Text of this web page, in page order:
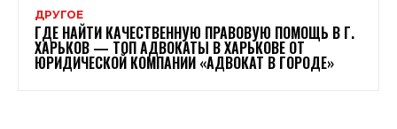
ДРУГОЕ
ГДЕ НАЙТИ КАЧЕСТВЕННУЮ ПРАВОВУЮ ПОМОЩЬ В Г.
ХАРЬКОВ — ТОП АДВОКАТЫ В ХАРЬКОВЕ ОТ
ЮРИДИЧЕСКОЙ КОМПАНИИ «АДВОКАТ В ГОРОДЕ»